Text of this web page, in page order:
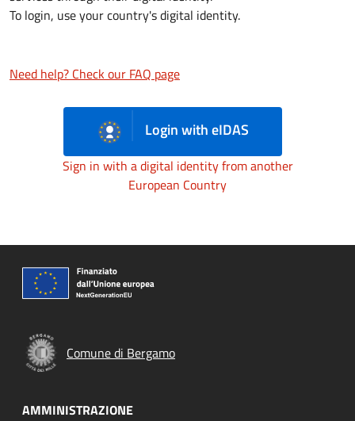
To login, use your country's digital identity.
Need help? Check our FAQ page
Login with eIDAS
Sign in with a digital identity from another
European Country
Comune di Bergamo
AMMINISTRAZIONE